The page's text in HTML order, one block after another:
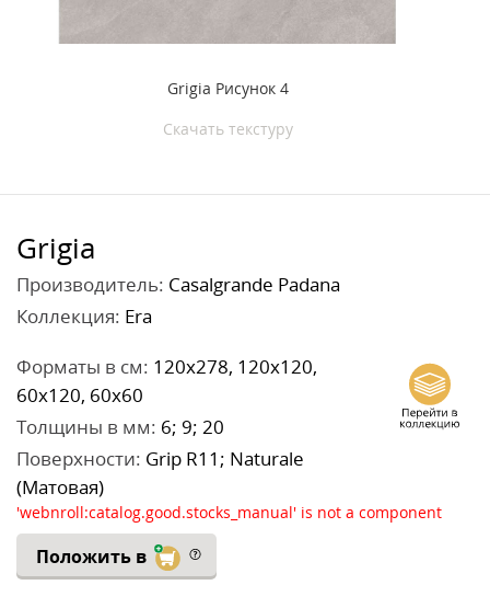
Grigia Рисунок 4
Скачать текстуру
Grigia
Производитель: Casalgrande Padana
Коллекция: Era
Форматы в см: 120x278, 120x120,
60x120, 60x60
Толщины в мм: 6; 9; 20
Поверхности: Grip R11; Naturale
(Матовая)
'webnroll:catalog.good.stocks_manual' is not a component
Положить в